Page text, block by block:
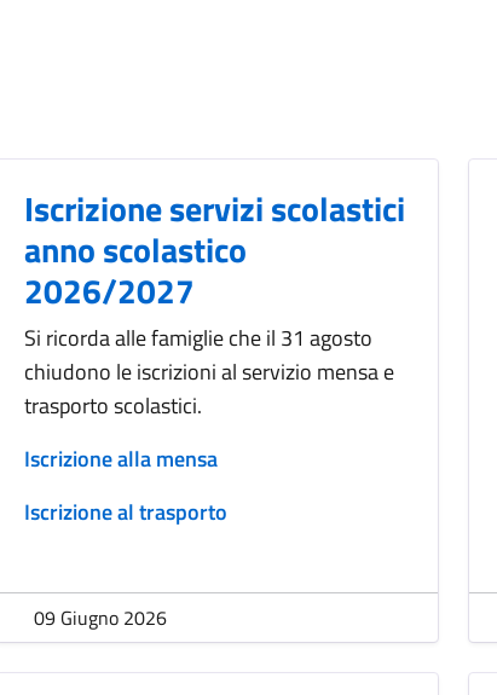
Iscrizione servizi scolastici
anno scolastico
2026/2027
Si ricorda alle famiglie che il 31 agosto
chiudono le iscrizioni al servizio mensa e
trasporto scolastici.
Iscrizione alla mensa
Iscrizione al trasporto
09 Giugno 2026